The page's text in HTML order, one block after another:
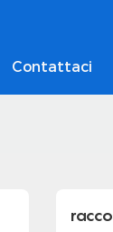
Contattaci